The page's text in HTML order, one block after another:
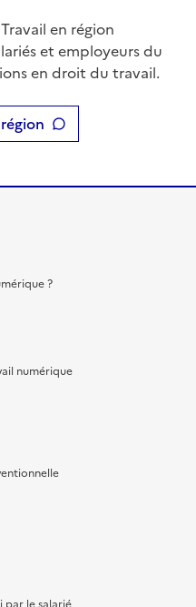
en région
et employeurs du
en droit du travail.
?
numérique